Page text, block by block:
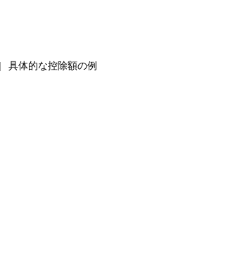
具体的な控除額の例